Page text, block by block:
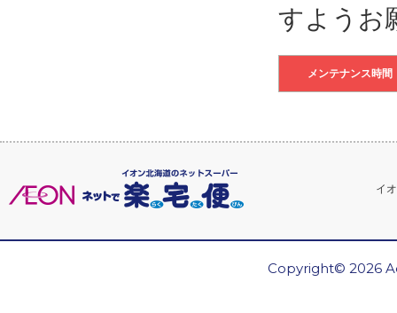
すようお
メンテナンス時間
イ
Copyright© 2026